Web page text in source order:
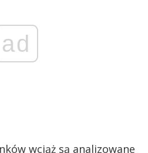
ad
wciąż są analizowane